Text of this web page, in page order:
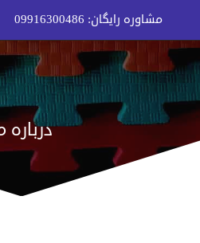
مشاوره رایگان: 09916300486
درباره